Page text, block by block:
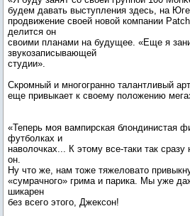
будем давать выступления здесь, на
продвижение своей новой компании
делится он
своими планами на будущее. «Еще я
звукозаписывающей
студии».
Скромный и многогранно талантливый
еще привыкает к своему положению
«Теперь моя вампирская блондинистая
футболках и
наволочках... К этому все-таки так
он.
Ну что же, нам тоже тяжеловато
«сумрачного» грима и парика. Мы уже
шикарен
без всего этого, Джексон!